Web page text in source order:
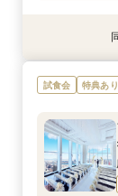
特典あり
8/16(日)
特典あり
8/16(日)
特典あり
8/16(日)
試食会 特典あり